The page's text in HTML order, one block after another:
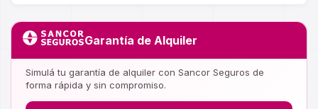
Garantía de Alquiler
Simulá tu garantía de alquiler con Sancor Seguros de
forma rápida y sin compromiso.